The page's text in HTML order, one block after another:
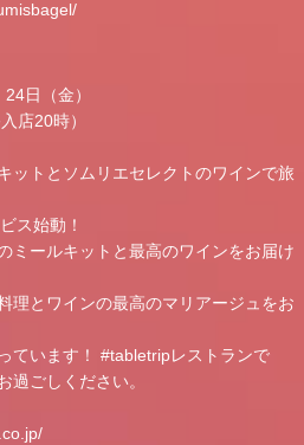
日（金）
店20時）
ットとソムリエセレクトのワインで旅
ス始動！
ミールキットと最高のワインをお届け
理とワインの最高のマリアージュをお
ています！ #tabletripレストランで
過ごしください。